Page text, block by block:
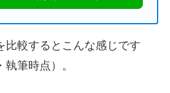
比較するとこんな感じです
執筆時点）。